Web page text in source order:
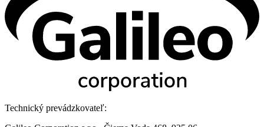
Technický prevádzkovateľ: